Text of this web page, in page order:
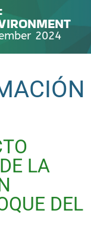
2024
LA
DEL